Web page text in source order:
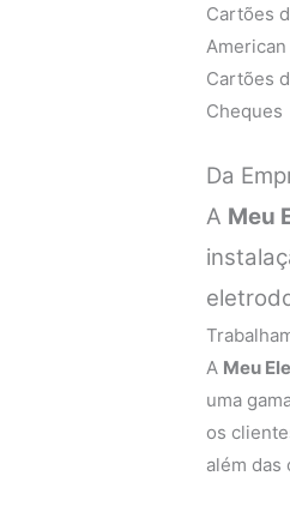
Cartões
Cartões
Cheques
Da
A Meu
A Meu
uma
os
além das